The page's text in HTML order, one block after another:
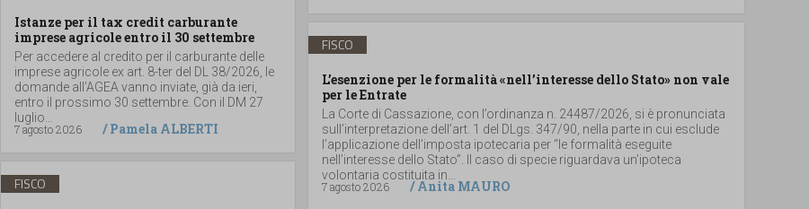
Istanze per il tax credit carburante
imprese agricole entro il 30 settembre
Per accedere al credito per il carburante delle
imprese agricole ex art. 8-ter del DL 38/2026, le
domande all’AGEA vanno inviate, già da ieri,
entro il prossimo 30 settembre. Con il DM 27
luglio...
7 agosto 2026
/Pamela ALBERTI
FISCO
FISCO
L’esenzione per le formalità «nell’interesse dello Stato» non vale
per le Entrate
La Corte di Cassazione, con l’ordinanza n. 24487/2026, si è pronunciata
sull’interpretazione dell’art. 1 del DLgs. 347/90, nella parte in cui esclude
l’applicazione dell’imposta ipotecaria per “le formalità eseguite
nell’interesse dello Stato”. Il caso di specie riguardava un’ipoteca
volontaria costituita in...
7 agosto 2026
/Anita MAURO